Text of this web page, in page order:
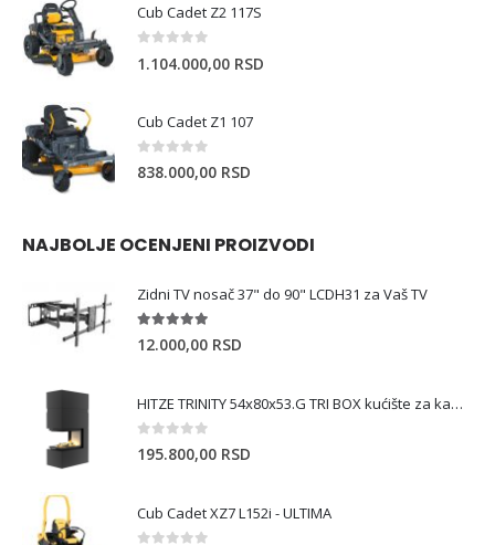
Cub Cadet Z2 117S
1.104.000,00 RSD
Cub Cadet Z1 107
0out of 5
838.000,00 RSD
NAJBOLJE OCENJENI PROIZVODI
Zidni TV nosač 37" do 90" LCDH31 za Vaš TV
5.00out of 5
12.000,00 RSD
HITZE TRINITY 54x80x53.G TRI BOX kućište za kamin
0 out of 5
195.800,00 RSD
Cub Cadet XZ7 L152i - ULTIMA